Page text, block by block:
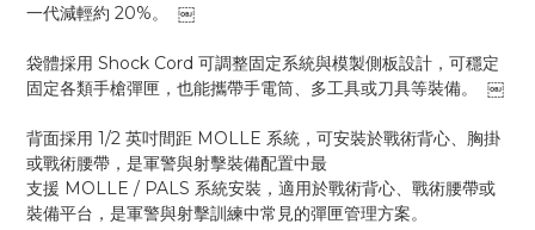
一代減輕約 20%。  ￼
袋體採用 Shock Cord 可調整固定系統與模製側板設計，可穩定
固定各類手槍彈匣，也能攜帶手電筒、多工具或刀具等裝備。  ￼
背面採用 1/2 英吋間距 MOLLE 系統，可安裝於戰術背心、胸掛
或戰術腰帶，是軍警與射擊裝備配置中最
支援 MOLLE / PALS 系統安裝，適用於戰術背心、戰術腰帶或
裝備平台，是軍警與射擊訓練中常見的彈匣管理方案。